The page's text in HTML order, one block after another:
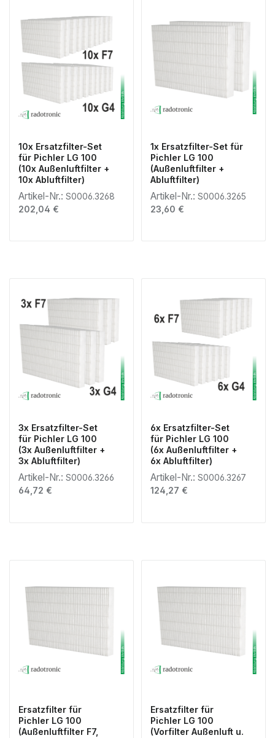
10x Ersatzfilter-Set
für Pichler LG 100
(10x Außenluftfilter +
10x Abluftfilter)
Artikel-Nr.: S0006.3268
Regulärer Preis:
202,04 €
1x Ersatzfilter-Set für
Pichler LG 100
(Außenluftfilter +
Abluftfilter)
Artikel-Nr.: S0006.3265
Regulärer Preis:
23,60 €
3x Ersatzfilter-Set
für Pichler LG 100
(3x Außenluftfilter +
3x Abluftfilter)
Artikel-Nr.: S0006.3266
Regulärer Preis:
64,72 €
6x Ersatzfilter-Set
für Pichler LG 100
(6x Außenluftfilter +
6x Abluftfilter)
Artikel-Nr.: S0006.3267
Regulärer Preis:
124,27 €
Ersatzfilter für
Pichler LG 100
(Außenluftfilter F7,
Ersatzfilter für
Pichler LG 100
(Vorfilter Außenluft u.